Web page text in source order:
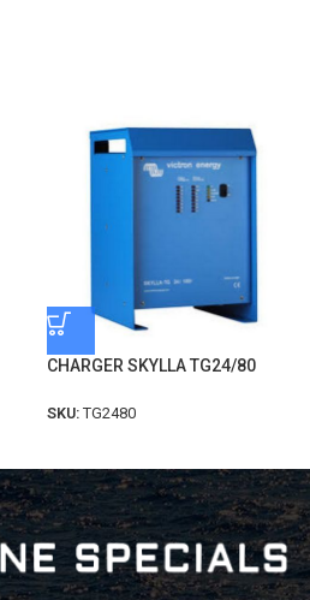
CHARGER SKYLLA TG24/80
SKU: TG2480